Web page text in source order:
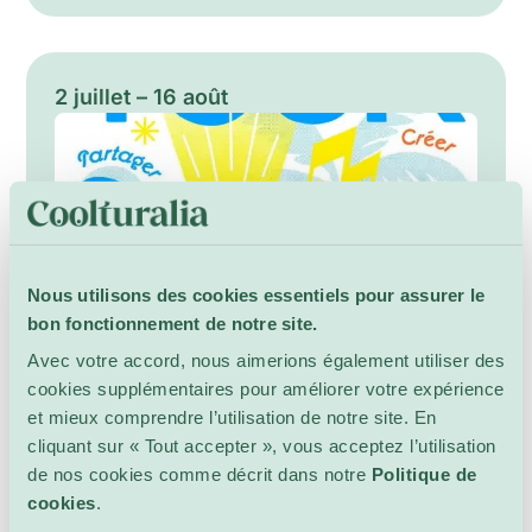
Nous utilisons des cookies essentiels pour assurer le
bon fonctionnement de notre site.
Avec votre accord, nous aimerions également utiliser des
cookies supplémentaires pour améliorer votre expérience
et mieux comprendre l’utilisation de notre site. En
cliquant sur « Tout accepter », vous acceptez l’utilisation
de nos cookies comme décrit dans notre Politique de
cookies.
prometteurs, le festival offre au public un
voyage musical unique à travers des siècles
de répertoire, dans un esprit de créativité,
d’excellence et de découverte. Reconnu pour
son ambiance chaleureuse et son engagement
artistes et public, favorisant les échanges
culturels et rendant la musique de renommée
mondiale accessible à toutes les générations.
2 juillet – 16 août
Tour de plage 2026